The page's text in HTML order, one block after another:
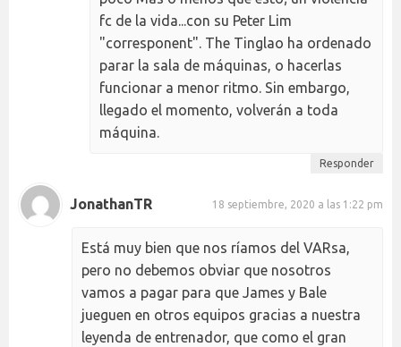
fc de la vida...con su Peter Lim
"corresponent". The Tinglao ha ordenado
parar la sala de máquinas, o hacerlas
funcionar a menor ritmo. Sin embargo,
llegado el momento, volverán a toda
máquina.
Responder
JonathanTR 18 septiembre, 2020 a las 1:22 pm
Está muy bien que nos ríamos del VARsa,
pero no debemos obviar que nosotros
vamos a pagar para que James y Bale
jueguen en otros equipos gracias a nuestra
leyenda de entrenador, que como el gran